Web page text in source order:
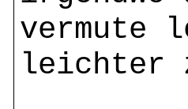
vermute
leichter